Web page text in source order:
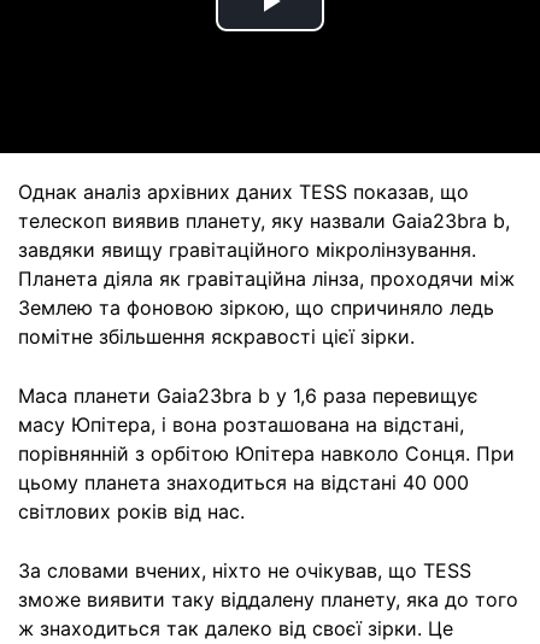
Play
Однак аналіз архівних даних TESS показав, що
телескоп виявив планету, яку назвали Gaia23bra b,
завдяки явищу гравітаційного мікролінзування.
Планета діяла як гравітаційна лінза, проходячи між
Землею та фоновою зіркою, що спричиняло ледь
помітне збільшення яскравості цієї зірки.
Маса планети Gaia23bra b у 1,6 раза перевищує
масу Юпітера, і вона розташована на відстані,
порівнянній з орбітою Юпітера навколо Сонця. При
цьому планета знаходиться на відстані 40 000
світлових років від нас.
За словами вчених, ніхто не очікував, що TESS
зможе виявити таку віддалену планету, яка до того
ж знаходиться так далеко від своєї зірки. Це